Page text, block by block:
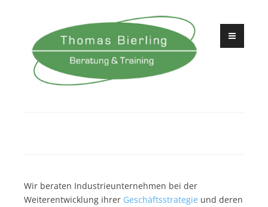
springen
Wir beraten Industrieunternehmen bei der
Weiterentwicklung ihrer Geschäftsstrategie und deren